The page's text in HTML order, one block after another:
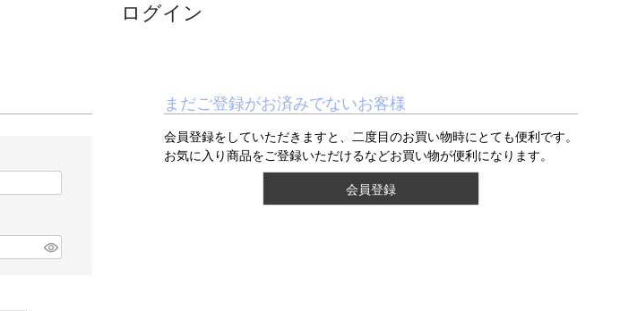
ログイン
まだご登録がお済みでないお客様
会員登録をしていただきますと、二度目のお買い物時にとても便利です。
お気に入り商品をご登録いただけるなどお買い物が便利になります。
会員登録